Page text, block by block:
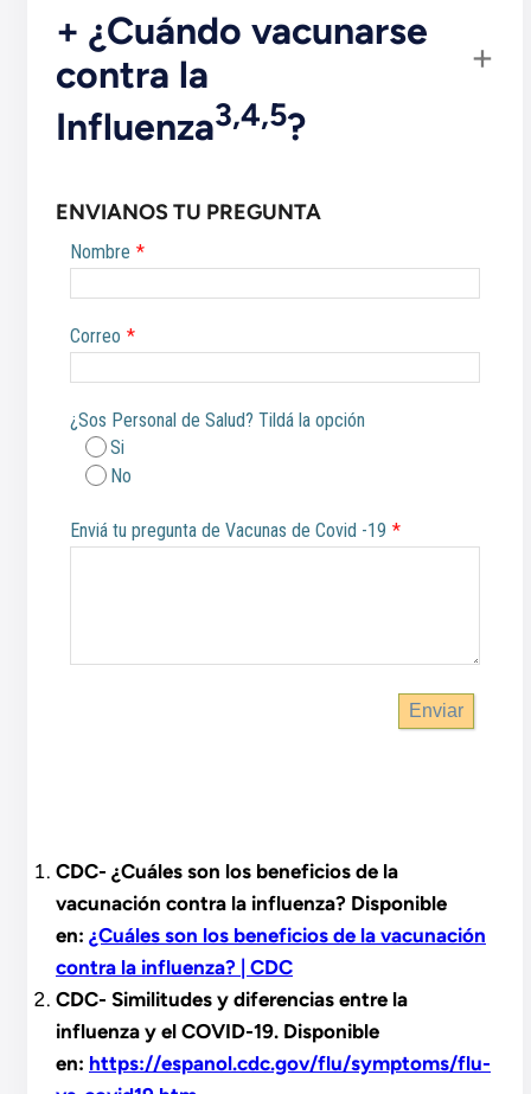
+ ¿Cuándo vacunarse
contra la
Influenza3,4,5?
ENVIANOS TU PREGUNTA
Nombre *
Correo *
¿Sos Personal de Salud? Tildá la opción
Si
No
Enviá tu pregunta de Vacunas de Covid -19 *
Enviar
CDC- ¿Cuáles son los beneficios de la
vacunación contra la influenza? Disponible
en: ¿Cuáles son los beneficios de la vacunación
contra la influenza? | CDC
CDC- Similitudes y diferencias entre la
influenza y el COVID-19. Disponible
en: https://espanol.cdc.gov/flu/symptoms/flu-